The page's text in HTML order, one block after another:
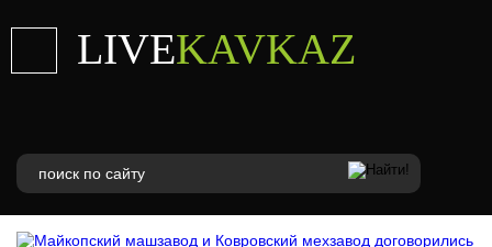
LIVEKAVKAZ